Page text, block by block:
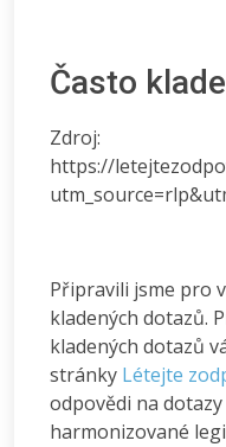
Často
Zdroj:
https://
Připravili jsme pro
kladených dotazů.
kladených dotazů
stránky Létejte
odpovědi na
harmonizované